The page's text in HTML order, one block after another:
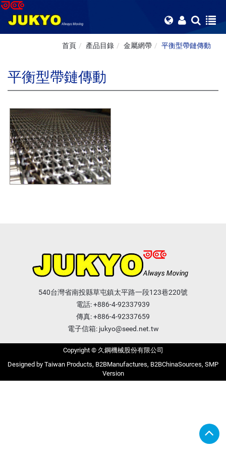
首頁 產品目錄 金屬網帶 平衡型帶鏈傳動
平衡型帶鏈傳動
540台灣省南投縣草屯鎮太平路一段123巷220號
電話:+886-4-92337939
傳真: +886-4-92337659
電子信箱: jukyo@seed.net.tw
Copyright © 久鋼機械股份有限公司
Taiwan Products B2BManufactures B2BChinaSources SMP
Version